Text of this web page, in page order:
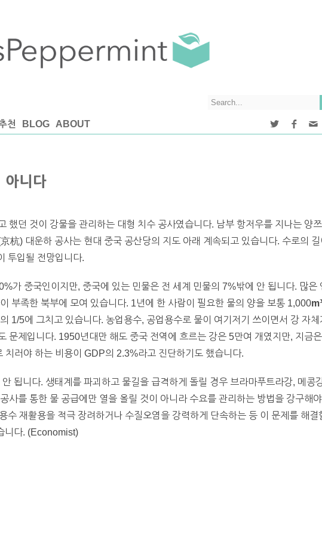
천 BLOG ABOUT
아니다
했던 것이 강물을 관리하는 대형 치수 공사였습니다. 남부 항저우를 지나는 양
杭) 대운하 공사는 현대 중국 공산당의 지도 아래 계속되고 있습니다. 수로의
투입될 전망입니다.
가 중국인이지만, 중국에 있는 민물은 전 세계 민물의 7%밖에 안 됩니다. 많은
부족한 북부에 모여 있습니다. 1년에 한 사람이 필요한 물의 양을 보통 1,000m³
1/5에 그치고 있습니다. 농업용수, 공업용수로 물이 여기저기 쓰이면서 강 자체
문제입니다. 1950년대만 해도 중국 전역에 흐르는 강은 5만여 개였지만, 지금
러야 하는 비용이 GDP의 2.3%라고 진단하기도 했습니다.
됩니다. 생태계를 파괴하고 물길을 급격하게 돌릴 경우 브라마푸트라강, 메콩
사를 통한 물 공급에만 열을 올릴 것이 아니라 수요를 관리하는 방법을 강구해야
수 재활용을 적극 장려하거나 수질오염을 강력하게 단속하는 등 이 문제를 해결
니다. (Economist)